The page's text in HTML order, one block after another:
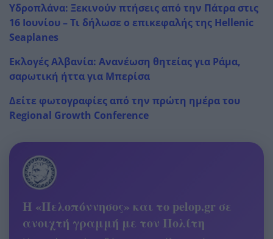
Υδροπλάνα: Ξεκινoύν πτήσεις από την Πάτρα στις
16 Ιουνίου – Τι δήλωσε ο επικεφαλής της Hellenic
Seaplanes
Εκλογές Αλβανία: Ανανέωση θητείας για Ράμα,
σαρωτική ήττα για Μπερίσα
Δείτε φωτογραφίες από την πρώτη ημέρα του
Regional Growth Conference
Η «Πελοπόννησος» και το pelop.gr σε
ανοιχτή γραμμή με τον Πολίτη